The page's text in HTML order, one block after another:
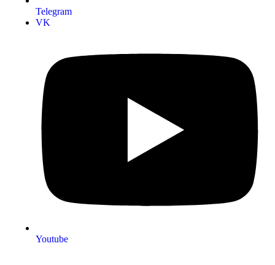
Telegram
VK
Youtube